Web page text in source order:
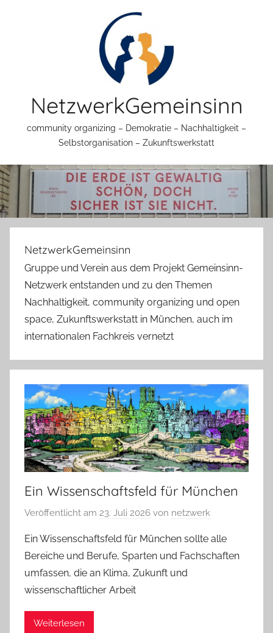
NetzwerkGemeinsinn
community organizing – Demokratie – Nachhaltigkeit –
Selbstorganisation – Zukunftswerkstatt
NetzwerkGemeinsinn
Gruppe und Verein aus dem Projekt Gemeinsinn-
Netzwerk entstanden und zu den Themen
Nachhaltigkeit, community organizing und open
space, Zukunftswerkstatt in München, auch im
internationalen Fachkreis vernetzt
Ein Wissenschaftsfeld für München
Veröffentlicht am 23. Juli 2026 von netzwerk
Ein Wissenschaftsfeld für München sollte alle
Bereiche und Berufe, Sparten und Fachschaften
umfassen, die an Klima, Zukunft und
wissenschaftlicher Arbeit
Weiterlesen